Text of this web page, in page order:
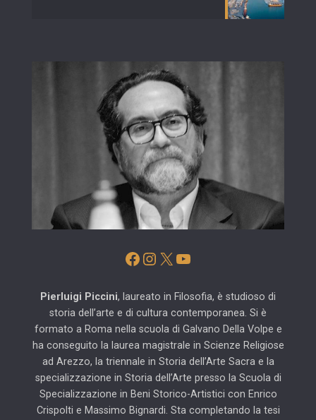
Facebook
Instagram
X YouTube
Pierluigi Piccini, laureato in Filosofia, è studioso di
storia dell’arte e di cultura contemporanea. Si è
formato a Roma nella scuola di Galvano Della Volpe e
ha conseguito la laurea magistrale in Scienze Religiose
ad Arezzo, la triennale in Storia dell’Arte Sacra e la
specializzazione in Storia dell’Arte presso la Scuola di
Specializzazione in Beni Storico-Artistici con Enrico
Crispolti e Massimo Bignardi. Sta completando la tesi